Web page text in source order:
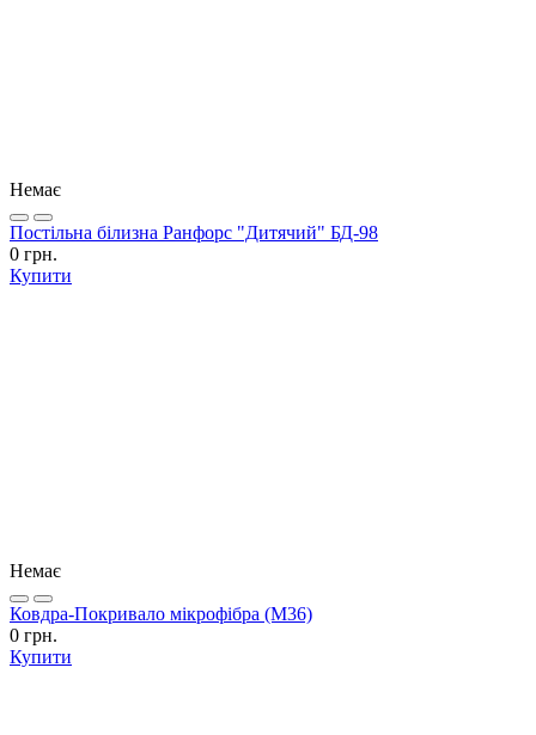
Немає
Постільна білизна Ранфорс "Дитячий" БД-98
0 грн.
Купити
Немає
Ковдра-Покривало мікрофібра (М36)
0 грн.
Купити